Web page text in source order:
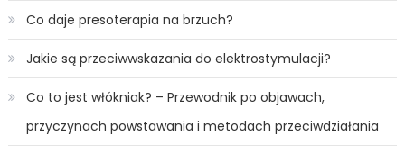
Co daje presoterapia na brzuch?
Jakie są przeciwwskazania do elektrostymulacji?
Co to jest włókniak? – Przewodnik po objawach,
przyczynach powstawania i metodach przeciwdziałania